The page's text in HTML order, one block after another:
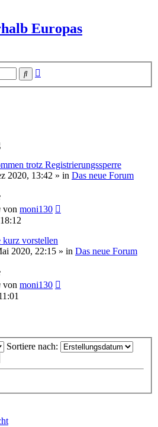
Europas
Suche
trotz Registrierungssperre
2020, 13:42 » in Das neue Forum
von moni130
vorstellen
2020, 22:15 » in Das neue Forum
von moni130
Sortiere nach: